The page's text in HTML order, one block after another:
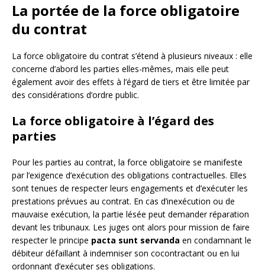
La portée de la force obligatoire
du contrat
La force obligatoire du contrat s’étend à plusieurs niveaux : elle
concerne d’abord les parties elles-mêmes, mais elle peut
également avoir des effets à l’égard de tiers et être limitée par
des considérations d’ordre public.
La force obligatoire à l’égard des
parties
Pour les parties au contrat, la force obligatoire se manifeste
par l’exigence d’exécution des obligations contractuelles. Elles
sont tenues de respecter leurs engagements et d’exécuter les
prestations prévues au contrat. En cas d’inexécution ou de
mauvaise exécution, la partie lésée peut demander réparation
devant les tribunaux. Les juges ont alors pour mission de faire
respecter le principe pacta sunt servanda en condamnant le
débiteur défaillant à indemniser son cocontractant ou en lui
ordonnant d’exécuter ses obligations.